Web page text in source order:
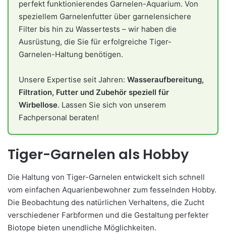
perfekt funktionierendes Garnelen-Aquarium. Von
speziellem Garnelenfutter über garnelensichere
Filter bis hin zu Wassertests – wir haben die
Ausrüstung, die Sie für erfolgreiche Tiger-
Garnelen-Haltung benötigen.
Unsere Expertise seit Jahren: Wasseraufbereitung,
Filtration, Futter und Zubehör speziell für
Wirbellose. Lassen Sie sich von unserem
Fachpersonal beraten!
Tiger-Garnelen als Hobby
Die Haltung von Tiger-Garnelen entwickelt sich schnell
vom einfachen Aquarienbewohner zum fesselnden Hobby.
Die Beobachtung des natürlichen Verhaltens, die Zucht
verschiedener Farbformen und die Gestaltung perfekter
Biotope bieten unendliche Möglichkeiten.